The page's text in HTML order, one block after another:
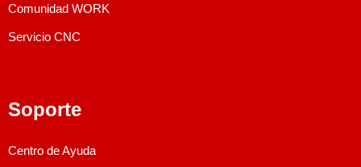
Comunidad WORK
Servicio CNC
Soporte
Centro de Ayuda